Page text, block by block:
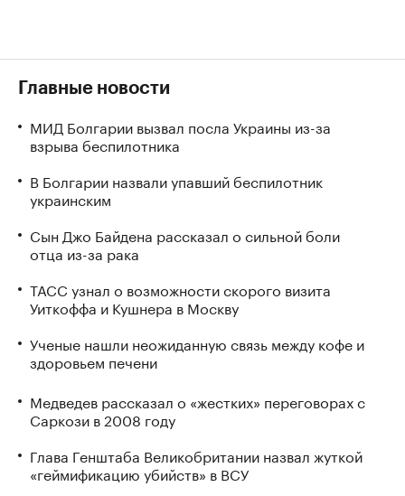
Главные новости
МИД Болгарии вызвал посла Украины из-за
взрыва беспилотника
В Болгарии назвали упавший беспилотник
украинским
Сын Джо Байдена рассказал о сильной боли
отца из-за рака
ТАСС узнал о возможности скорого визита
Уиткоффа и Кушнера в Москву
Ученые нашли неожиданную связь между кофе и
здоровьем печени
Медведев рассказал о «жестких» переговорах с
Саркози в 2008 году
Глава Генштаба Великобритании назвал жуткой
«геймификацию убийств» в ВСУ